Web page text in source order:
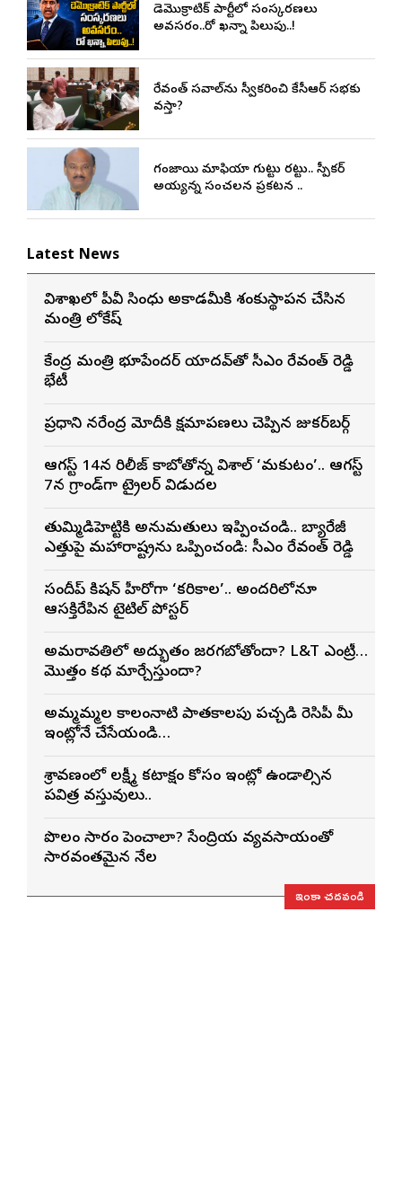
డెమొక్రాటిక్ పార్టీలో సంస్కరణలు
అవసరం..రో ఖన్నా పిలుపు..!
రేవంత్ సవాల్‌ను స్వీకరించి కేసీఆర్ సభకు
వస్తారా?
గంజాయి మాఫియా గుట్టు రట్టు.. స్పీకర్
అయ్యన్న సంచలన ప్రకటన ..
Latest News
విశాఖలో పీవీ సింధు అకాడమీకి శంకుస్థాపన చేసిన
మంత్రి లోకేష్
కేంద్ర మంత్రి భూపేందర్ యాదవ్‌తో సీఎం రేవంత్ రెడ్డి
భేటీ
ప్రధాని నరేంద్ర మోదీకి క్షమాపణలు చెప్పిన జుకర్‌బర్గ్
ఆగస్ట్ 14న రిలీజ్ కాబోతోన్న విశాల్ ‘మకుటం’.. ఆగస్ట్
7న గ్రాండ్‌గా ట్రైలర్ విడుదల
తుమ్మిడిహెట్టికి అనుమ‌తులు ఇప్పించండి.. బ్యారేజీ
ఎత్తుపై మ‌హారాష్ట్రను ఒప్పించండి: సీఎం రేవంత్ రెడ్డి
సందీప్ కిషన్ హీరోగా ‘కరికాల’.. అందరిలోనూ
ఆసక్తిరేపిన టైటిల్ పోస్టర్
అమరావతిలో అద్భుతం జరగబోతోందా? L&T ఎంట్రీ…
మొత్తం కథ మార్చేస్తుందా?
అమ్మమ్మల కాలంనాటి పాతకాలపు పచ్చడి రెసిపీ మీ
ఇంట్లోనే చేసేయండి…
శ్రావణంలో లక్ష్మీ కటాక్షం కోసం ఇంట్లో ఉండాల్సిన
పవిత్ర వస్తువులు..
పొలం సారం పెంచాలా? సేంద్రియ వ్యవసాయంతో
సారవంతమైన నేల
ఇంకా చదవండి